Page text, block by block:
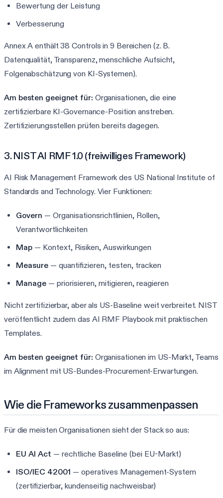
Bewertung der Leistung
Verbesserung
Annex A enthält 38 Controls in 9 Bereichen (z. B.
Datenqualität, Transparenz, menschliche Aufsicht,
Folgenabschätzung von KI-Systemen).
Am besten geeignet für: Organisationen, die eine
zertifizierbare KI-Governance-Position anstreben.
Zertifizierungsstellen prüfen bereits dagegen.
3. NIST AI RMF 1.0 (freiwilliges Framework)
AI Risk Management Framework des US National Institute of
Standards and Technology. Vier Funktionen:
Govern — Organisationsrichtlinien, Rollen,
Verantwortlichkeiten
Map — Kontext, Risiken, Auswirkungen
Measure — quantifizieren, testen, tracken
Manage — priorisieren, mitigieren, reagieren
Nicht zertifizierbar, aber als US-Baseline weit verbreitet. NIST
veröffentlicht zudem das AI RMF Playbook mit praktischen
Templates.
Am besten geeignet für: Organisationen im US-Markt, Teams
im Alignment mit US-Bundes-Procurement-Erwartungen.
Wie die Frameworks zusammenpassen
Für die meisten Organisationen sieht der Stack so aus:
EU AI Act — rechtliche Baseline (bei EU-Markt)
ISO/IEC 42001 — operatives Management-System
(zertifizierbar, kundenseitig nachweisbar)